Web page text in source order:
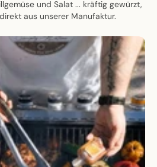
und Salat ... kräftig gewürzt,
aus unserer Manufaktur.